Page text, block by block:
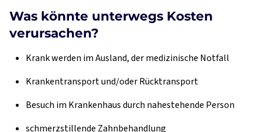
Was könnte unterwegs Kosten
verursachen?
Krank werden im Ausland, der medizinische Notfall
Krankentransport und/oder Rücktransport
Besuch im Krankenhaus durch nahestehende Person
schmerzstillende Zahnbehandlung